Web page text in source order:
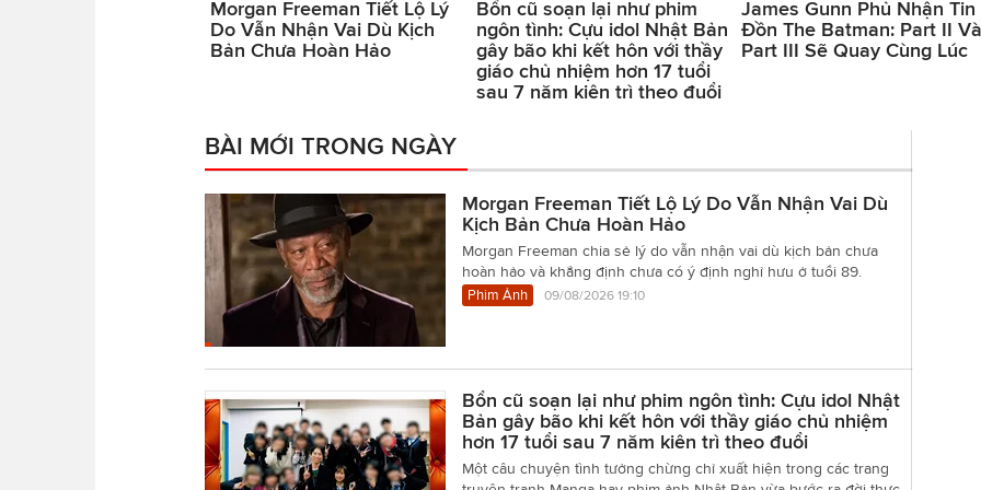
Morgan Freeman Tiết Lộ Lý
Do Vẫn Nhận Vai Dù Kịch
Bản Chưa Hoàn Hảo
Bổn cũ soạn lại như phim
ngôn tình: Cựu idol Nhật Bản
gây bão khi kết hôn với thầy
giáo chủ nhiệm hơn 17 tuổi
sau 7 năm kiên trì theo đuổi
James Gunn Phủ Nhận Tin
Đồn The Batman: Part II Và
Part III Sẽ Quay Cùng Lúc
BÀI MỚI TRONG NGÀY
Morgan Freeman Tiết Lộ Lý Do Vẫn Nhận Vai Dù
Kịch Bản Chưa Hoàn Hảo
Morgan Freeman chia sẻ lý do vẫn nhận vai dù kịch bản chưa
hoàn hảo và khẳng định chưa có ý định nghỉ hưu ở tuổi 89.
Phim Ảnh
09/08/2026 19:10
Bổn cũ soạn lại như phim ngôn tình: Cựu idol Nhật
Bản gây bão khi kết hôn với thầy giáo chủ nhiệm
hơn 17 tuổi sau 7 năm kiên trì theo đuổi
Một câu chuyện tình tưởng chừng chỉ xuất hiện trong các trang